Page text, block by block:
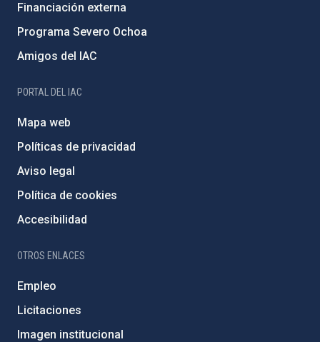
Financiación externa
Programa Severo Ochoa
Amigos del IAC
PORTAL DEL IAC
Mapa web
Políticas de privacidad
Aviso legal
Política de cookies
Accesibilidad
OTROS ENLACES
Empleo
Licitaciones
Imagen institucional